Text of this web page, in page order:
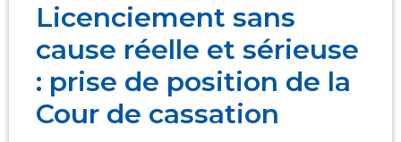
Licenciement sans
cause réelle et sérieuse
: prise de position de la
Cour de cassation